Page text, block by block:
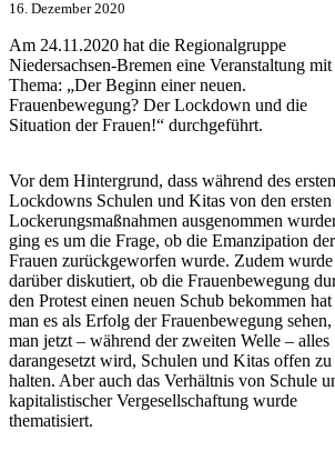
16. Dezember 2020
Am 24.11.2020 hat die Regionalgruppe
Niedersachsen-Bremen eine Veranstaltung mit
Thema: „Der Beginn einer neuen.
Frauenbewegung? Der Lockdown und die
Situation der Frauen!“ durchgeführt.
Vor dem Hintergrund, dass während des ersten
Lockdowns Schulen und Kitas von den ersten
Lockerungsmaßnahmen ausgenommen
ging es um die Frage, ob die Emanzipation der
Frauen zurückgeworfen wurde. Zudem wurde
darüber diskutiert, ob die Frauenbewegung
den Protest einen neuen Schub bekommen
man es als Erfolg der Frauenbewegung sehen,
man jetzt – während der zweiten Welle – alles
darangesetzt wird, Schulen und Kitas offen zu
halten. Aber auch das Verhältnis von Schule
kapitalistischer Vergesellschaftung wurde
thematisiert.